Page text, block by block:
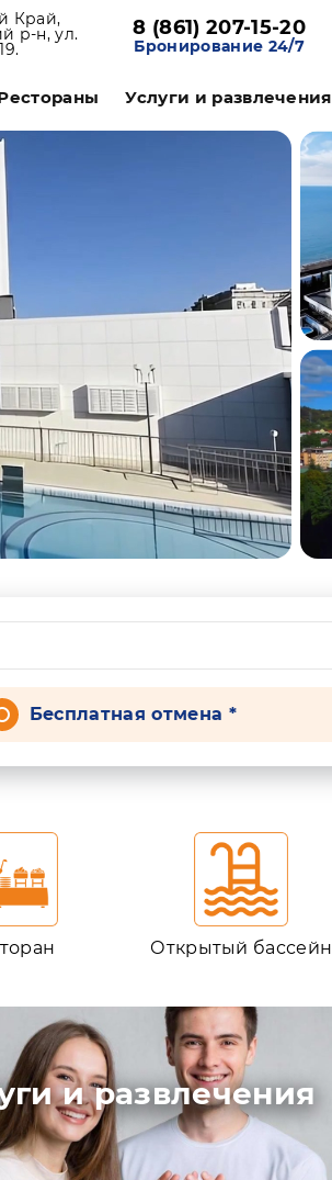
Край,
р-н, ул. 8 (861) 207-15-20
Бронирование 24/7
Услуги и развлечения
Бесплатная отмена *
Открытый бассейн
и развлечения